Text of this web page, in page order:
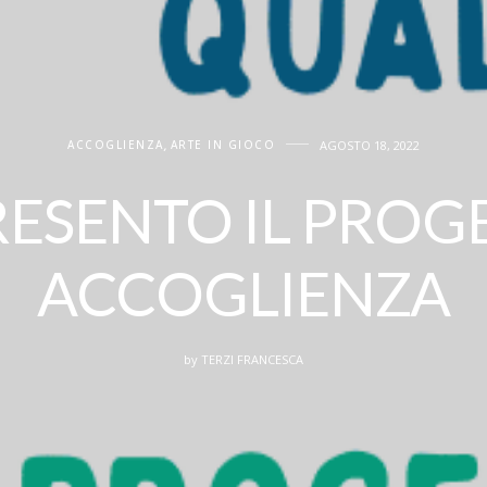
ACCOGLIENZA, ARTE IN GIOCO AGOSTO 18, 2022
IL
ACCOGLIENZA
by TERZI FRANCESCA